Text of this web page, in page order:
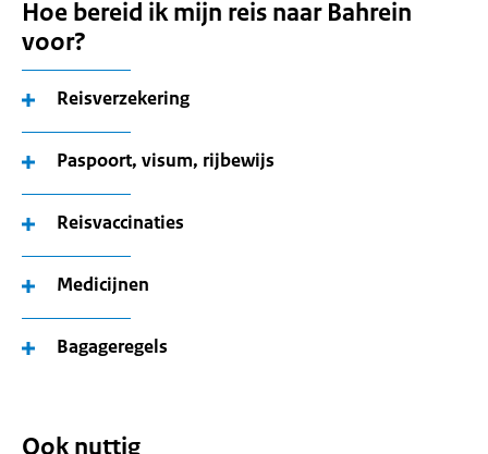
Hoe bereid ik mijn reis naar Bahrein
voor?
Reisverzekering
Paspoort, visum, rijbewijs
Reisvaccinaties
Medicijnen
Bagageregels
Ook nuttig